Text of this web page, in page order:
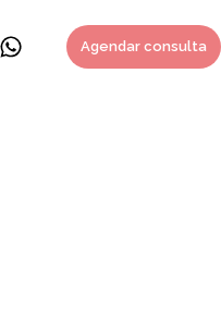
Agendar consulta